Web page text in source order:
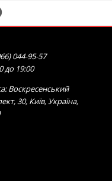
044-95-57
до 19:00
Воскресенський
30, Київ, Україна,